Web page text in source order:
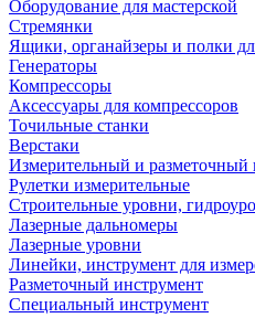
Оборудование для мастерской
Стремянки
Ящики, органайзеры и полки
Генераторы
Компрессоры
Аксессуары для компрессоров
Точильные станки
Верстаки
Измерительный и разметочный
Рулетки измерительные
Строительные уровни,
Лазерные дальномеры
Лазерные уровни
Линейки, инструмент для
Разметочный инструмент
Специальный инструмент